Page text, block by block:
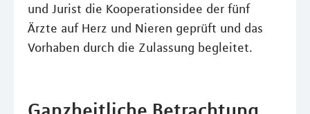
und Jurist die Kooperationsidee der fünf
Ärzte auf Herz und Nieren geprüft und das
Vorhaben durch die Zulassung begleitet.